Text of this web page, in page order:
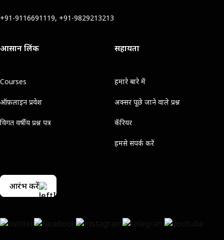
+91-9116691119, +91-9829213213
आसान लिंक
Courses
ऑफ़लाइन प्रवेश
विगत वर्षीय प्रश्न पत्र
सहायता
हमारे बारे में
अक्सर पूछे जाने वाले प्रश्न
कॅरियर
हमसे संपर्क करें
आरंभ करें